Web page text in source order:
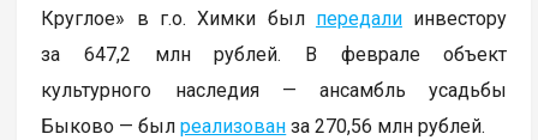
Круглое» в г.о. Химки был передалиинвестору
за 647,2 млн рублей. В феврале объект
культурного наследия — ансамбль усадьбы
Быково — былреализован за 270,56 млн рублей.